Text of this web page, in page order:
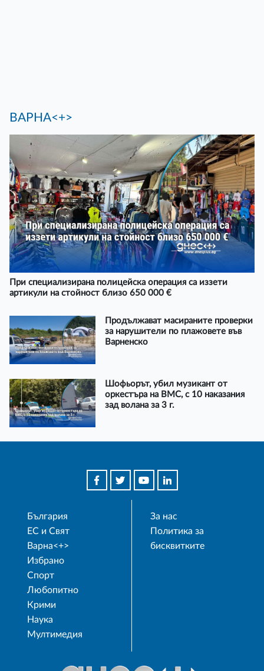
ВАРНА<+>
При специализирана полицейска операция са иззети
артикули на стойност близо 650 000 €
Продължават масираните проверки
за нарушители по плажовете във
Варненско
Шофьорът, убил музикант от
оркестъра на ВМС, с 10 наказания
зад волана за 3 г.
България
ЕС и Свят
Варна<+>
Избрано
Спорт
Любопитно
Крими
Наука
Мултимедия
За нас
Политика за
бисквитките